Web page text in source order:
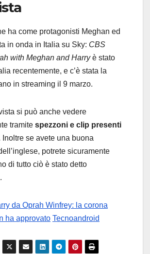
ha come protagonisti Meghan ed
in onda in Italia su Sky: CBS
with Meghan and Harryè stato
recentemente, e c’è stata la
in streaming il 9 marzo.
si può anche vedere
tramite spezzoni e clip presenti
Inoltre se avete una buona
potrete sicuramente
di tutto ciò è stato detto
da Oprah Winfrey: la corona
ha approvato Tecnoandroid